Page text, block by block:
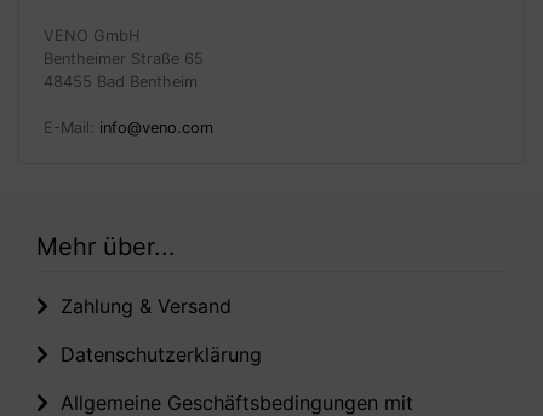
VENO GmbH
Bentheimer Straße 65
48455 Bad Bentheim
E-Mail: info@veno.com
Mehr über...
Zahlung & Versand
Datenschutzerklärung
Allgemeine Geschäftsbedingungen mit